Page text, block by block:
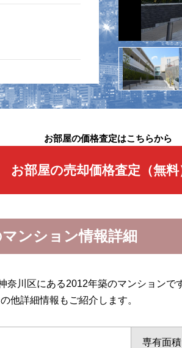
お部屋の価格査定はこちらから
お部屋の売却価格査定（無料
ンション情報詳細
奈川区にある2012年築のマンション
他詳細情報もご紹介します。
専有面積